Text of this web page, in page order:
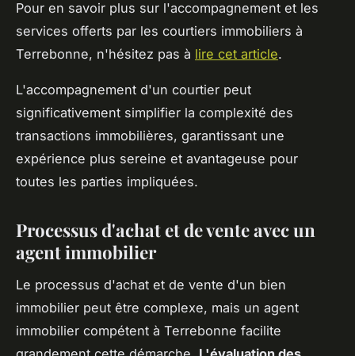
Pour en savoir plus sur l'accompagnement et les
services offerts par les courtiers immobiliers à
Terrebonne, n'hésitez pas à lire cet article.
L'accompagnement d'un courtier peut
significativement simplifier la complexité des
transactions immobilières, garantissant une
expérience plus sereine et avantageuse pour
toutes les parties impliquées.
Processus d'achat et de vente avec un
agent immobilier
Le processus d'achat et de vente d'un bien
immobilier peut être complexe, mais un agent
immobilier compétent à Terrebonne facilite